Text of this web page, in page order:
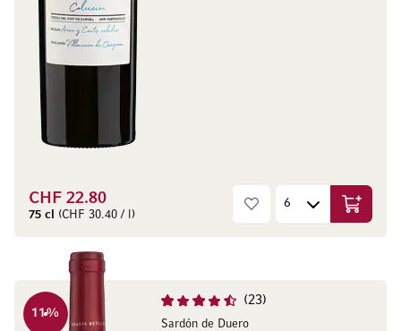
CHF 22.80
75 cl (CHF 30.40 / l)
23
Sardón de Duero
11%